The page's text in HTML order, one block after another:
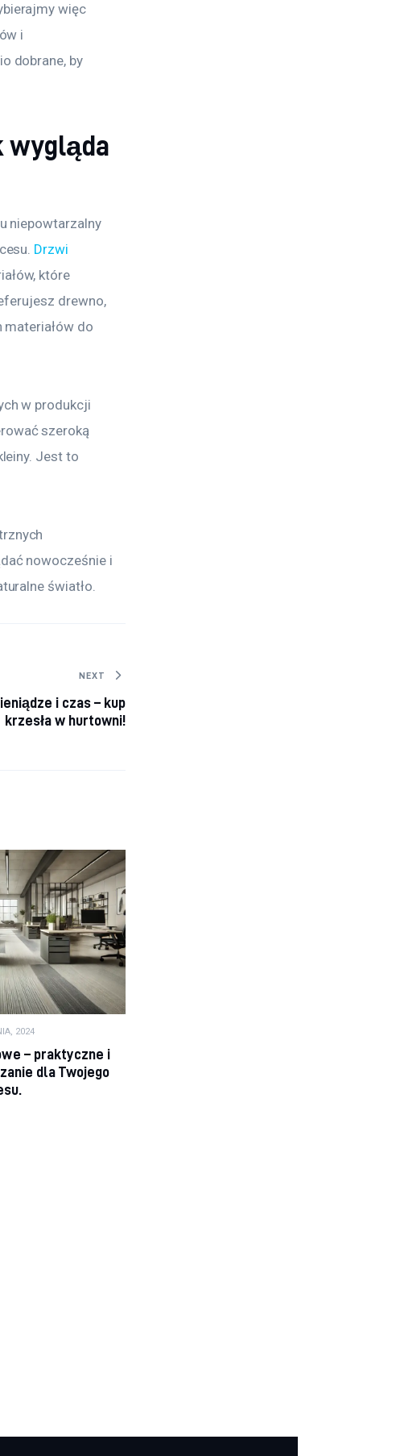
więc
i
dobrane, by
wygląda
niepowtarzalny
Drzwi
które
drewno,
materiałów do
w produkcji
szeroką
Jest to
nowocześnie i
światło.
NEXT
i czas – kup
krzesła w hurtowni!
2024
– praktyczne i
dla Twojego